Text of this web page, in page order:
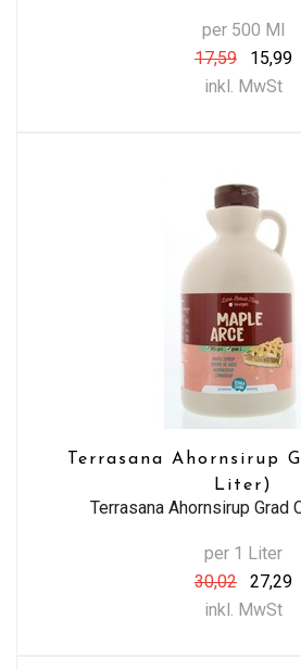
per 500 Ml
17,59
15,99
inkl. MwSt
Terrasana Ahornsirup
Liter)
Terrasana Ahornsirup Grad
per 1 Liter
30,02
27,29
inkl. MwSt